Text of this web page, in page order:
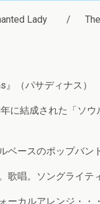
Lady / The
』（パサディナス）
に結成された「ソウ
ベースのポップバン
歌唱。ソングライテ
ーカルアレンジ・・